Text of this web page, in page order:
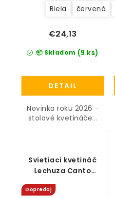
Biela červená
📦 Skladom (9 ks)
€24,13
DETAIL
Novinka roku 2026 -
stolové kvetináče...
Svietiaci kvetináč
Lechuza Canto
Slatestone/Bridlica
High LED all-in-one
Dopredaj